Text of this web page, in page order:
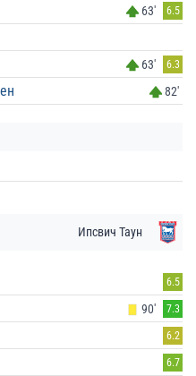
63' 6.5
63' 6.3
82'
Ипсвич Таун
6.5
90' 7.3
6.2
6.7